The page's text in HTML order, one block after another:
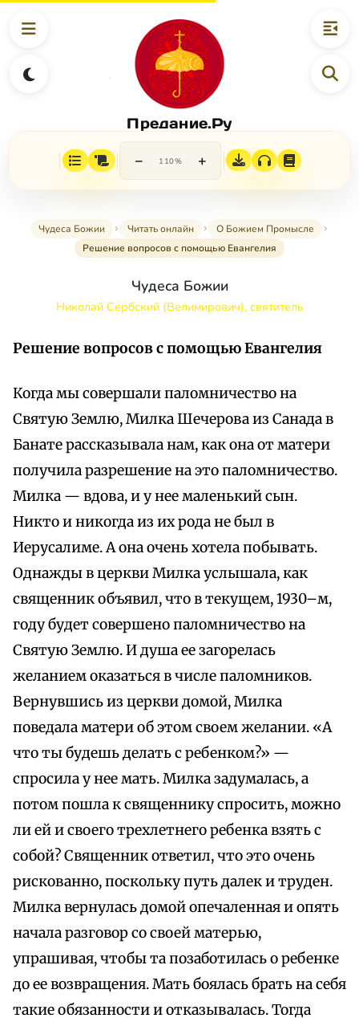
Предание.Ру
− 110% +
Чудеса Божии Читать онлайн
О Божием Промысле
Решение вопросов с помощью Евангелия
Чудеса Божии
Николай Сербский (Велимирович), святитель
Решение вопросов с помощью Евангелия
Когда мы совершали паломничество на
Святую Землю, Милка Шечерова из Санада в
Банате рассказывала нам, как она от матери
получила разрешение на это паломничество.
Милка — вдова, и у нее маленький сын.
Никто и никогда из их рода не был в
Иерусалиме. А она очень хотела побывать.
Однажды в церкви Милка услышала, как
священник объявил, что в текущем, 1930–м,
году будет совершено паломничество на
Святую Землю. И душа ее загорелась
желанием оказаться в числе паломников.
Вернувшись из церкви домой, Милка
поведала матери об этом своем желании. «А
что ты будешь делать с ребенком?» —
спросила у нее мать. Милка задумалась, а
потом пошла к священнику спросить, можно
ли ей и своего трехлетнего ребенка взять с
собой? Священник ответил, что это очень
рискованно, поскольку путь далек и труден.
Милка вернулась домой опечаленная и опять
начала разговор со своей матерью,
упрашивая, чтобы та позаботилась о ребенке
до ее возвращения. Мать боялась брать на себя
такие обязанности и отказывалась. Тогда